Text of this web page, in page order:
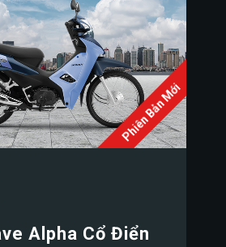
Phiên Bản Mới
Alpha Cổ Điển